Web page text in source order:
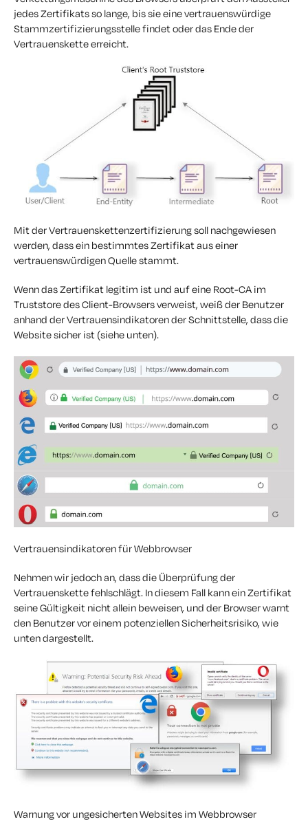
jedes Zertifikats so lange, bis sie eine vertrauenswürdige
Stammzertifizierungsstelle findet oder das Ende der
Vertrauenskette erreicht.
Mit der Vertrauenskettenzertifizierung soll nachgewiesen
werden, dass ein bestimmtes Zertifikat aus einer
vertrauenswürdigen Quelle stammt.
Wenn das Zertifikat legitim ist und auf eine Root-CA im
Truststore des Client-Browsers verweist, weiß der Benutzer
anhand der Vertrauensindikatoren der Schnittstelle, dass die
Website sicher ist (siehe unten).
Vertrauensindikatoren für Webbrowser
Nehmen wir jedoch an, dass die Überprüfung der
Vertrauenskette fehlschlägt. In diesem Fall kann ein Zertifikat
seine Gültigkeit nicht allein beweisen, und der Browser warnt
den Benutzer vor einem potenziellen Sicherheitsrisiko, wie
unten dargestellt.
Warnung vor ungesicherten Websites im Webbrowser